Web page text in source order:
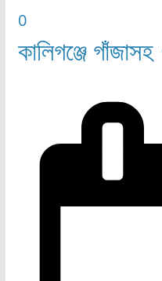
0
কালিগঞ্জে